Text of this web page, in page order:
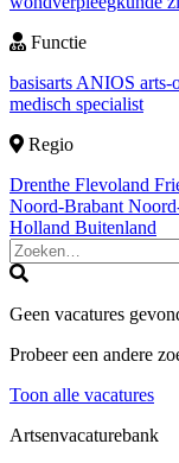
Functie
basisarts ANIOS arts-
medisch specialist
Regio
Drenthe Flevoland
Noord-Brabant
Holland Buitenland
Geen vacatures
Probeer een andere
Toon alle vacatures
Artsenvacaturebank